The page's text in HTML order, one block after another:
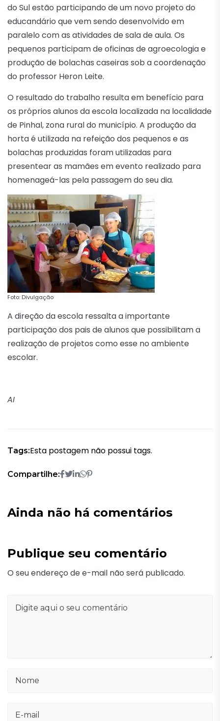
do Sul estão participando de um novo projeto do
educandário que vem sendo desenvolvido em
paralelo com as atividades de sala de aula. Os
pequenos participam de oficinas de agroecologia e
produção de bolachas caseiras sob a coordenação
do professor Heron Leite.
O resultado do trabalho resulta em benefício para
os próprios alunos da escola localizada na localidade
de Pinhal, zona rural do município. A produção da
horta é utilizada na refeição dos pequenos e as
bolachas produzidas foram utilizadas para
presentear as mamães em evento realizado para
homenageá-las pela passagem do seu dia.
Foto: Divulgação
A direção da escola ressalta a importante
participação dos pais de alunos que possibilitam a
realização de projetos como esse no ambiente
escolar.
AI
Tags:Esta postagem não possui tags.
Compartilhe:
Ainda não há comentários
Publique seu comentário
O seu endereço de e-mail não será publicado.